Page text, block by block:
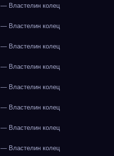
Властелин колец
Властелин колец
Властелин колец
Властелин колец
Властелин колец
Властелин колец
Властелин колец
Властелин колец